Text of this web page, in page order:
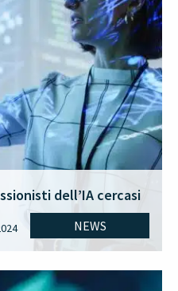
dell’IA cercasi
NEWS